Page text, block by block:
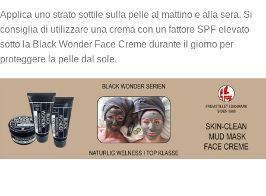
Applica uno strato sottile sulla pelle al mattino e alla sera. Si
consiglia di utilizzare una crema con un fattore SPF elevato
sotto la Black Wonder Face Creme durante il giorno per
proteggere la pelle dal sole.